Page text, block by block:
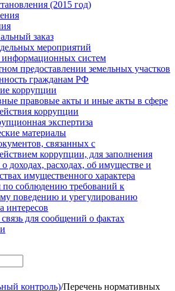
(2015 год)
заказ
мероприятий
информационных систем
предоставлении земельных участков
гражданам РФ
коррупции
правовые акты и иные акты в сфере
коррупции
экспертиза
материалы
связанных с
коррупции, для заполнения
доходах, расходах, об имуществе и
имущественного характера
по соблюдению требований к
поведению и урегулированию
интересов
для сообщений о фактах
контроль)/Перечень нормативных